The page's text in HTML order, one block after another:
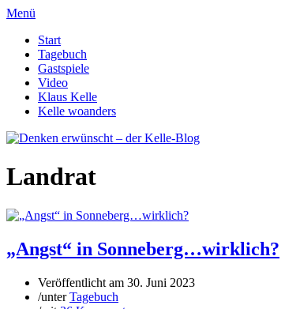
Menü
Start
Tagebuch
Gastspiele
Video
Klaus Kelle
Kelle woanders
Landrat
„Angst“ in Sonneberg…wirklich?
Veröffentlicht am 30. Juni 2023
/unterTagebuch